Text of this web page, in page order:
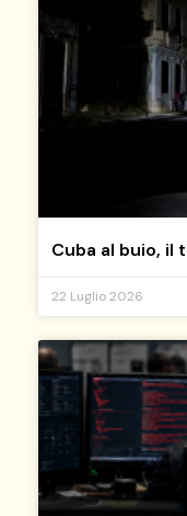
Cuba al buio, il
22 Luglio 2026